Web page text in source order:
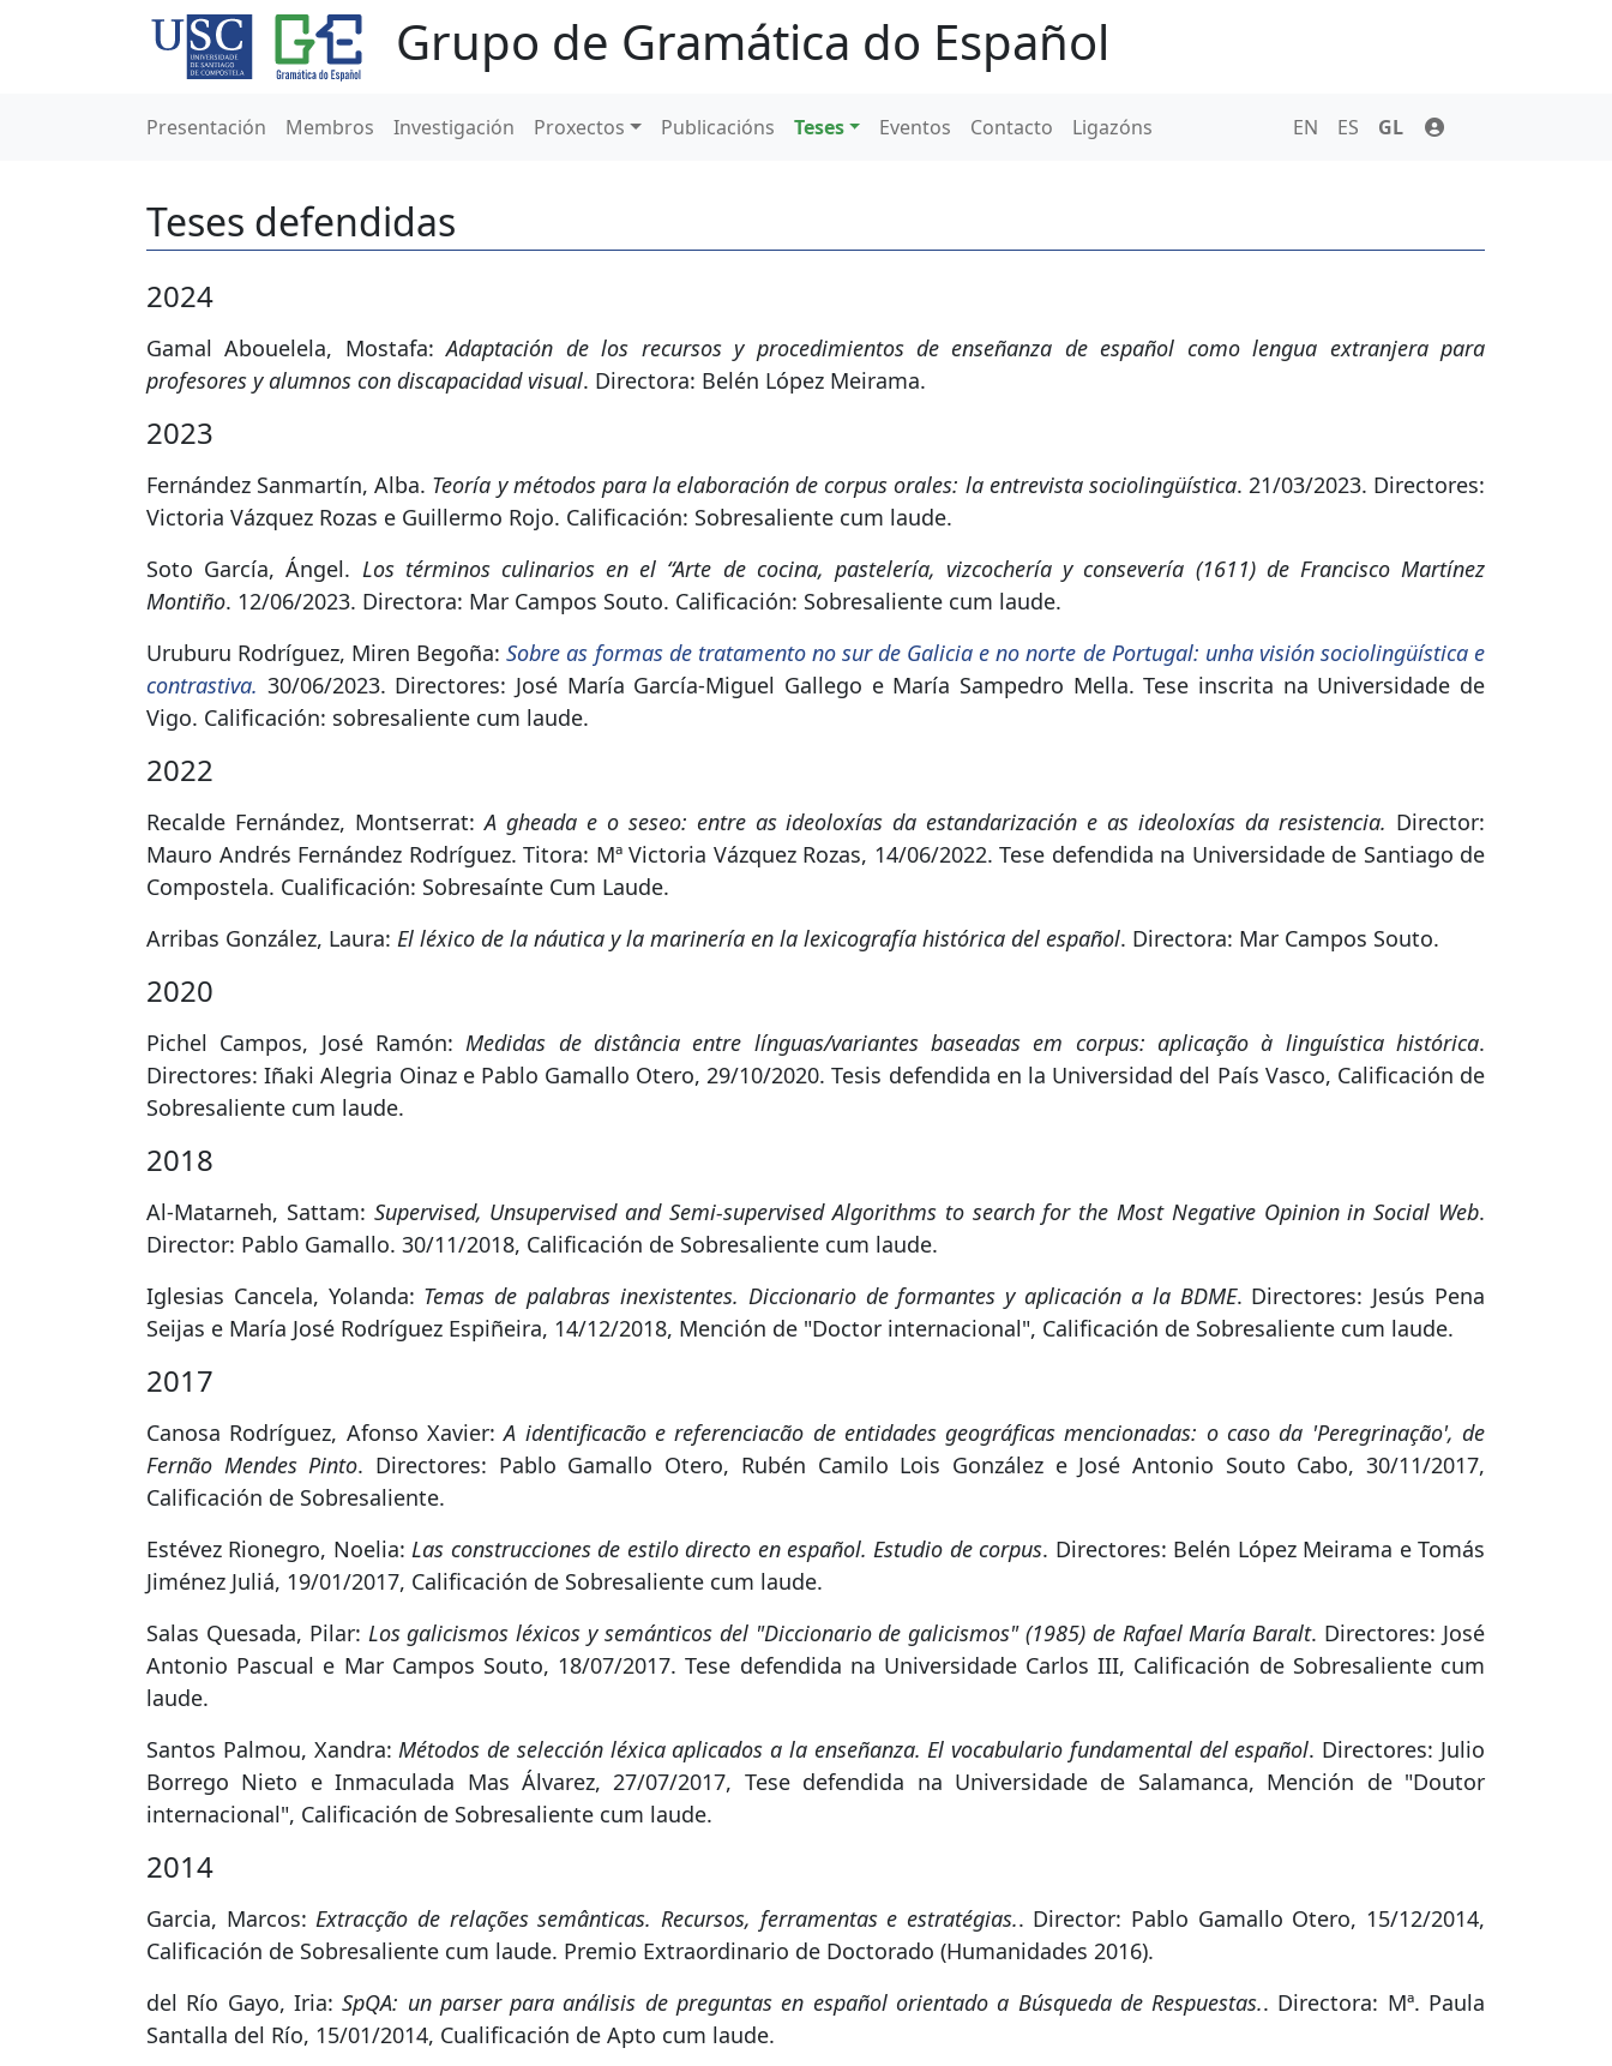
Grupo de Gramática do Español
Presentación Membros Investigación Proxectos Publicacións Teses Eventos Contacto Ligazóns EN ES GL
Teses defendidas
2024
Gamal Abouelela, Mostafa:Adaptación de los recursos y procedimientos de enseñanza de español como lengua extranjera para
profesores y alumnos con discapacidad visual. Directora: Belén López Meirama.
2023
Fernández Sanmartín, Alba. Teoría y métodos para la elaboración de corpus orales: la entrevista sociolingüística. 21/03/2023. Directores:
Victoria Vázquez Rozas e Guillermo Rojo. Calificación: Sobresaliente cum laude.
Soto García, Ángel. Los términos culinarios en el “Arte de cocina, pastelería, vizcochería y consevería (1611) de Francisco Martínez
Montiño. 12/06/2023. Directora: Mar Campos Souto. Calificación: Sobresaliente cum laude.
Uruburu Rodríguez, Miren Begoña:Sobre as formas de tratamento no sur de Galicia e no norte de Portugal: unha visión sociolingüística e
contrastiva. 30/06/2023. Directores: José María García-Miguel Gallego e María Sampedro Mella. Tese inscrita na Universidade de
Vigo. Calificación: sobresaliente cum laude.
2022
Recalde Fernández, Montserrat:A gheada e o seseo: entre as ideoloxías da estandarización e as ideoloxías da resistencia. Director:
Mauro Andrés Fernández Rodríguez. Titora: Mª Victoria Vázquez Rozas, 14/06/2022. Tese defendida na Universidade de Santiago de
Compostela. Cualificación: Sobresaínte Cum Laude.
Arribas González, Laura: El léxico de la náutica y la marinería en la lexicografía histórica del español. Directora: Mar Campos Souto.
2020
Pichel Campos, José Ramón:Medidas de distância entre línguas/variantes baseadas em corpus: aplicação à linguística histórica.
Directores: Iñaki Alegria Oinaz e Pablo Gamallo Otero, 29/10/2020. Tesis defendida en la Universidad del País Vasco, Calificación de
Sobresaliente cum laude.
2018
Al-Matarneh, Sattam: Supervised, Unsupervised and Semi-supervised Algorithms to search for the Most Negative Opinion in Social Web.
Director: Pablo Gamallo. 30/11/2018, Calificación de Sobresaliente cum laude.
Iglesias Cancela, Yolanda: Temas de palabras inexistentes. Diccionario de formantes y aplicación a la BDME. Directores: Jesús Pena
Seijas e María José Rodríguez Espiñeira, 14/12/2018, Mención de "Doctor internacional", Calificación de Sobresaliente cum laude.
2017
Canosa Rodríguez, Afonso Xavier:A identificacão e referenciacão de entidades geográficas mencionadas: o caso da 'Peregrinação', de
Fernão Mendes Pinto. Directores: Pablo Gamallo Otero, Rubén Camilo Lois González e José Antonio Souto Cabo, 30/11/2017,
Calificación de Sobresaliente.
Estévez Rionegro, Noelia:Las construcciones de estilo directo en español. Estudio de corpus. Directores: Belén López Meirama e Tomás
Jiménez Juliá, 19/01/2017, Calificación de Sobresaliente cum laude.
Salas Quesada, Pilar: Los galicismos léxicos y semánticos del "Diccionario de galicismos" (1985) de Rafael María Baralt. Directores: José
Antonio Pascual e Mar Campos Souto, 18/07/2017. Tese defendida na Universidade Carlos III, Calificación de Sobresaliente cum
laude.
Santos Palmou, Xandra:Métodos de selección léxica aplicados a la enseñanza. El vocabulario fundamental del español. Directores: Julio
Borrego Nieto e Inmaculada Mas Álvarez, 27/07/2017, Tese defendida na Universidade de Salamanca, Mención de "Doutor
internacional", Calificación de Sobresaliente cum laude.
2014
Garcia, Marcos:Extracção de relações semânticas. Recursos, ferramentas e estratégias.. Director: Pablo Gamallo Otero, 15/12/2014,
Calificación de Sobresaliente cum laude. Premio Extraordinario de Doctorado (Humanidades 2016).
del Río Gayo, Iria:SpQA: un parser para análisis de preguntas en español orientado a Búsqueda de Respuestas.. Directora: Mª. Paula
Santalla del Río, 15/01/2014, Cualificación de Apto cum laude.